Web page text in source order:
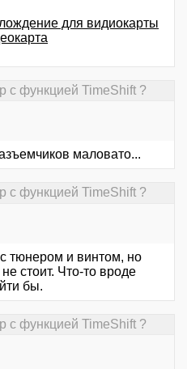
для видиокарты
с функцией TimeShift ?
маловато...
с функцией TimeShift ?
тюнером и винтом, но
стоит. Что-то вроде
бы.
с функцией TimeShift ?